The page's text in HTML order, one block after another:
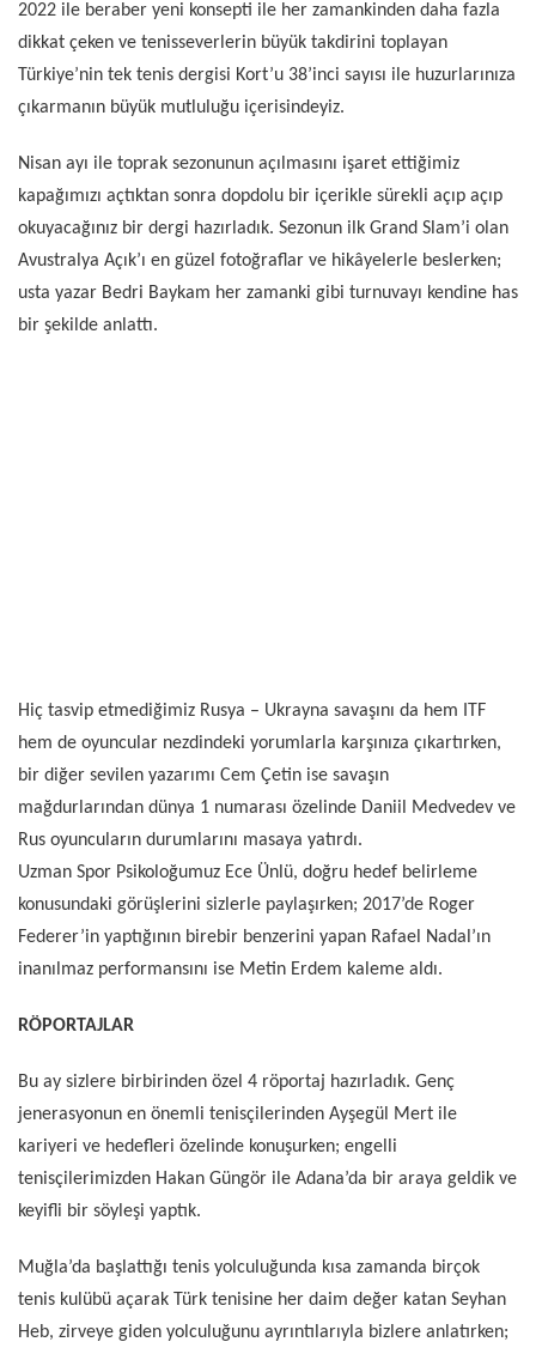
2022 ile beraber yeni konsepti ile her zamankinden daha fazla
dikkat çeken ve tenisseverlerin büyük takdirini toplayan
Türkiye’nin tek tenis dergisi Kort’u 38’inci sayısı ile huzurlarınıza
çıkarmanın büyük mutluluğu içerisindeyiz.
Nisan ayı ile toprak sezonunun açılmasını işaret ettiğimiz
kapağımızı açtıktan sonra dopdolu bir içerikle sürekli açıp açıp
okuyacağınız bir dergi hazırladık. Sezonun ilk Grand Slam’i olan
Avustralya Açık’ı en güzel fotoğraflar ve hikâyelerle beslerken;
usta yazar Bedri Baykam her zamanki gibi turnuvayı kendine has
bir şekilde anlattı.
Hiç tasvip etmediğimiz Rusya – Ukrayna savaşını da hem ITF
hem de oyuncular nezdindeki yorumlarla karşınıza çıkartırken,
bir diğer sevilen yazarımı Cem Çetin ise savaşın
mağdurlarından dünya 1 numarası özelinde Daniil Medvedev ve
Rus oyuncuların durumlarını masaya yatırdı.
Uzman Spor Psikoloğumuz Ece Ünlü, doğru hedef belirleme
konusundaki görüşlerini sizlerle paylaşırken; 2017’de Roger
Federer’in yaptığının birebir benzerini yapan Rafael Nadal’ın
inanılmaz performansını ise Metin Erdem kaleme aldı.
RÖPORTAJLAR
Bu ay sizlere birbirinden özel 4 röportaj hazırladık. Genç
jenerasyonun en önemli tenisçilerinden Ayşegül Mert ile
kariyeri ve hedefleri özelinde konuşurken; engelli
tenisçilerimizden Hakan Güngör ile Adana’da bir araya geldik ve
keyifli bir söyleşi yaptık.
Muğla’da başlattığı tenis yolculuğunda kısa zamanda birçok
tenis kulübü açarak Türk tenisine her daim değer katan Seyhan
Heb, zirveye giden yolculuğunu ayrıntılarıyla bizlere anlatırken;